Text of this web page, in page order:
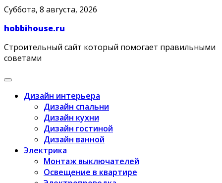
Skip
content
Суббота, 8 августа, 2026
hobbihouse.ru
Строительный сайт который помогает правильными
советами
Дизайн интерьера
Дизайн спальни
Дизайн кухни
Дизайн гостиной
Дизайн ванной
Электрика
Монтаж выключателей
Освещение в квартире